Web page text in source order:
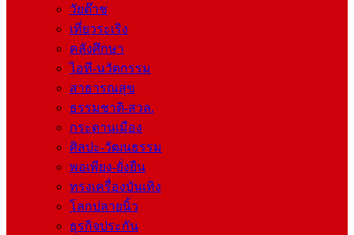
วัยต๊าช
เที่ยวระเริง
คลังศึกษา
ไอที-นวัตกรรม
สาธารณสุข
ธรรมชาติ-สวล.
กระดานเมือง
ศิลปะ-วัฒนธรรม
พอเพียง-ยั่งยืน
ทรงเครื่องบันเทิง
โลกปลายนิ้ว
ธุรกิจประกัน